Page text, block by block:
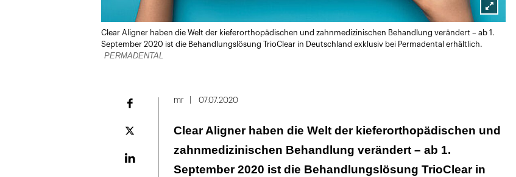
Lightbox
öffnen
Clear Aligner haben die Welt der kieferorthopädischen und zahnmedizinischen Behandlung verändert – ab 1.
September 2020 ist die Behandlungslösung TrioClear in Deutschland exklusiv bei Permadental erhältlich.
PERMADENTAL
Plattform
mr 07.07.2020
Clear Aligner haben die Welt der kieferorthopädischen und
zahnmedizinischen Behandlung verändert – ab 1.
September 2020 ist die Behandlungslösung TrioClear in